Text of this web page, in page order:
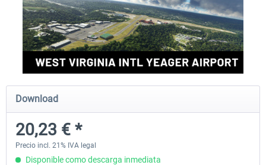
9,14 € *
Download
20,23 € *
Precio incl. 21% IVA legal
Disponible como descarga inmediata